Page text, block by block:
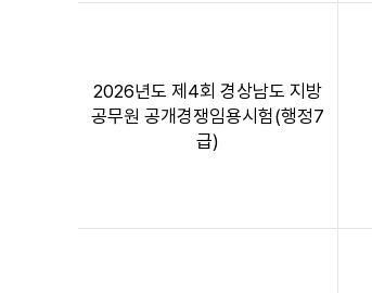
서
접
2026년도 제4회 경상남도 지방
공무원 공개경쟁임용시험(행정7
급)